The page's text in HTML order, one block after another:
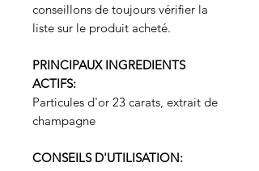
conseillons de toujours vérifier la
liste sur le produit acheté.
PRINCIPAUX INGREDIENTS
ACTIFS:
Particules d'or 23 carats, extrait de
champagne
CONSEILS D'UTILISATION: